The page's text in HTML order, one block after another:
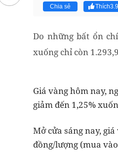
Chia sẻ Thích
Do những bất ổn
xuống chỉ còn
Giá vàng hôm nay,
giảm đến 1,25%
Mở cửa sáng nay,
đồng/lượng (mua